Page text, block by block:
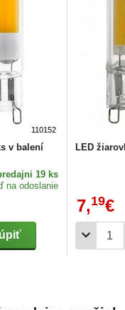
110152
v balení
19 ks
na odoslanie
LED
7,19€